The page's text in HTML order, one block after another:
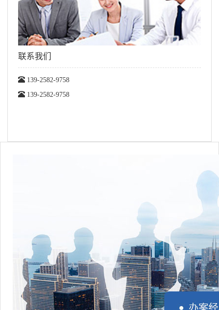
联系我们
139-2582-9758
139-2582-9758